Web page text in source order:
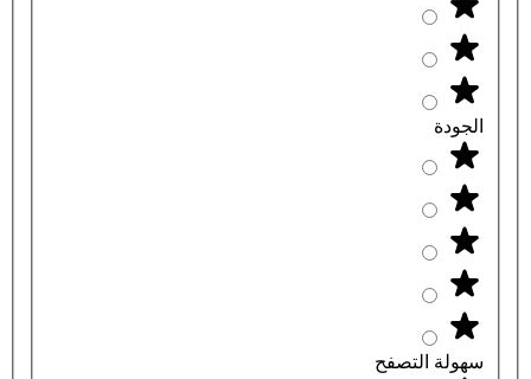
الجودة
سهولة التصفح